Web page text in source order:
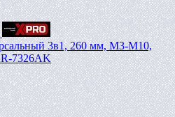
3в1, 260 мм, М3-М10,
7326AK